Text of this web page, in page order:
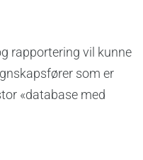
rapportering vil kunne
som er
«database med